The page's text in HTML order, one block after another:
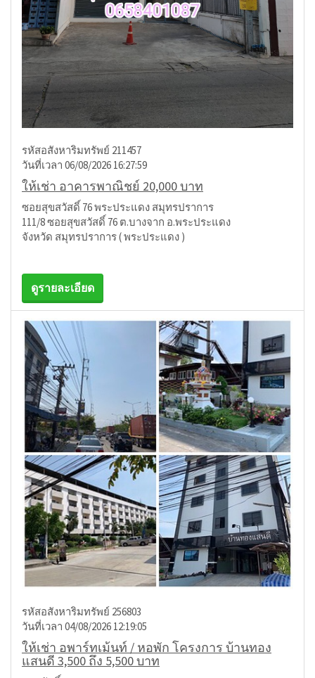
รหัสอสังหาริมทรัพย์ 211457
วันที่เวลา 06/08/2026 16:27:59
ให้เช่า อาคารพาณิชย์ 20,000 บาท
ซอยสุขสวัสดิ์ 76 พระประแดง สมุทรปราการ
111/8 ซอยสุขสวัสดิ์ 76 ต.บางจาก อ.พระประแดง
จังหวัด สมุทรปราการ ( พระประแดง )
ดูรายละเอียด
รหัสอสังหาริมทรัพย์ 256803
วันที่เวลา 04/08/2026 12:19:05
ให้เช่า อพาร์ทเม้นท์ / หอพัก โครงการ บ้านทอง
แสนดี 3,500 ถึง 5,500 บาท